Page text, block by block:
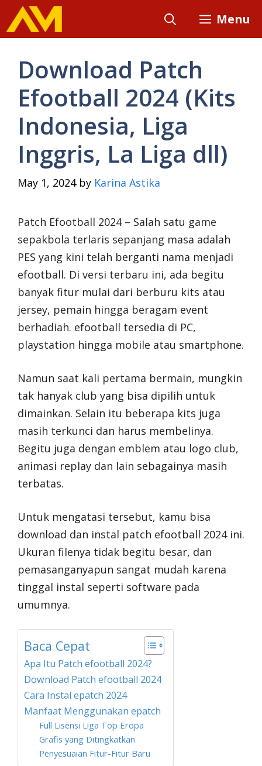
Skip
to
Menu
Download Patch
Efootball 2024 (Kits
Indonesia, Liga
Inggris, La Liga dll)
May 1, 2024 by Karina Astika
Patch Efootball 2024 – Salah satu game
sepakbola terlaris sepanjang masa adalah
PES yang kini telah berganti nama menjadi
efootball. Di versi terbaru ini, ada begitu
banyak fitur mulai dari berburu kits atau
jersey, pemain hingga beragam event
berhadiah. efootball tersedia di PC,
playstation hingga mobile atau smartphone.
Namun saat kali pertama bermain, mungkin
tak hanyak club yang bisa dipilih untuk
dimainkan. Selain itu beberapa kits juga
masih terkunci dan harus membelinya.
Begitu juga dengan emblem atau logo club,
animasi replay dan lain sebagainya masih
terbatas.
Untuk mengatasi tersebut, kamu bisa
download dan instal patch efootball 2024 ini.
Ukuran filenya tidak begitu besar, dan
pemasanganyapun sangat mudah karena
tinggal instal seperti software pada
umumnya.
Baca Cepat
Apa Itu Patch efootball 2024?
Download Patch efootball 2024
Cara Instal epatch 2024
Manfaat Menggunakan epatch
Full Lisensi Liga Top Eropa
Grafis yang Ditingkatkan
Penyesuaian Fitur-Fitur Baru